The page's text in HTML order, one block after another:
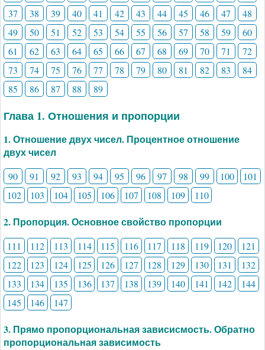
37
38 39 40 41 42 43 44 45 46 47
48
49
50 51 52 53 54 55 56 57 58 59
60
61
62 63 64 65 66 67 68 69 70 71
72
73
74 75 76 77 78 79 80 81 82 83
84
85
86 87 88 89
Глава 1. Отношения и пропорции
1. Отношение двух чисел. Процентное отношение
двух чисел
90 91 92 93 94 95 96 97 98 99 100
101
102
103 104 105 106 107 108 109 110
2. Пропорция. Основное свойство пропорции
111 112 113 114 115 116 117 118 119 120
121
122
123 124 125 126 127 128 129 130 131
132
133
134 135 136 137 138 139 140 141 142
144
145
146 147
3. Прямо пропорциональная зависисмость. Обратно
пропорциональная зависимость